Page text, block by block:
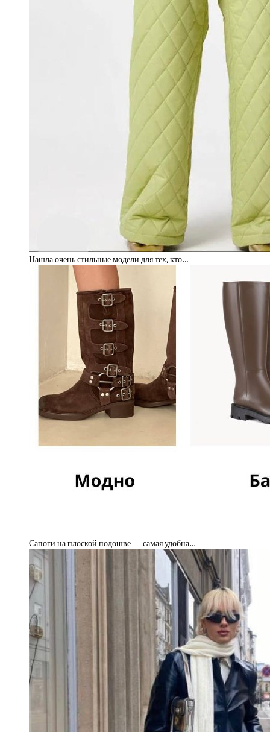
Нашла очень стильные модели для тех, кто…
Сапоги на плоской подошве — самая удобна…